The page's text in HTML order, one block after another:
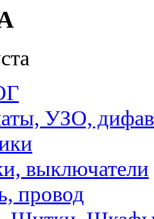
УЗО,
выключатели
провод